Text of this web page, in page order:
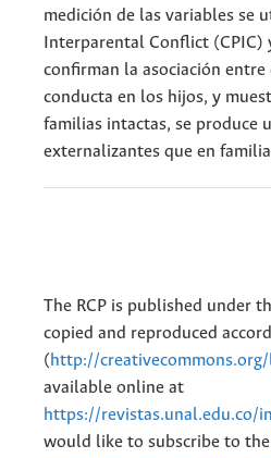
medición de las variables se
Interparental Conflict (CPIC)
confirman la asociación
conducta en los hijos, y
familias intactas, se produce
externalizantes que en
The RCP is published under
copied and reproduced
(http://
available online at
https://revistas.unal.edu.co/
would like to subscribe to the